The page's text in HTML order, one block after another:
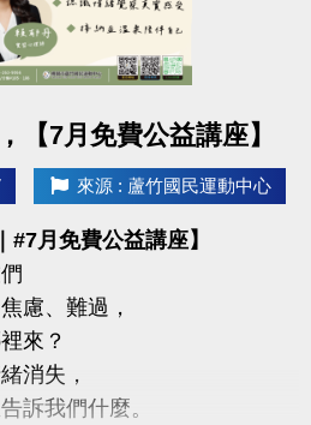
#112
網 :
zh_TW/news/pageID/1/
中心
【7月免費公益講座】
來源 : 蘆竹國民運動中心
#7月免費公益講座】
慮、難過，
來？
消失，
訴我們什麼。